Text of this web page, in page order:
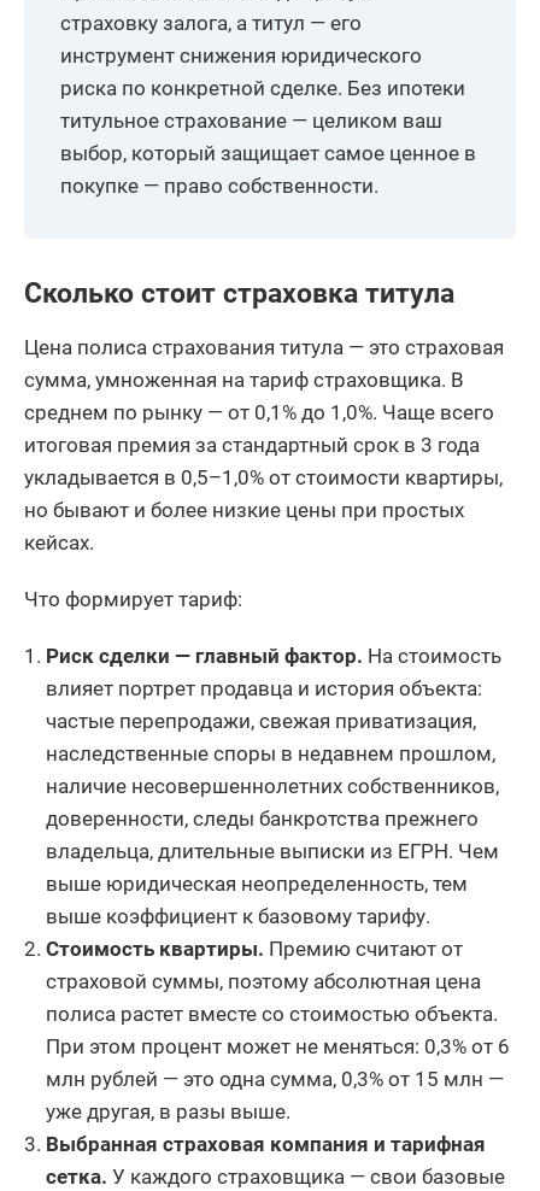
страховку залога, а титул — его
инструмент снижения юридического
риска по конкретной сделке. Без ипотеки
титульное страхование — целиком ваш
выбор, который защищает самое ценное в
покупке — право собственности.
Сколько стоит страховка титула
Цена полиса страхования титула — это страховая
сумма, умноженная на тариф страховщика. В
среднем по рынку — от 0,1% до 1,0%. Чаще всего
итоговая премия за стандартный срок в 3 года
укладывается в 0,5–1,0% от стоимости квартиры,
но бывают и более низкие цены при простых
кейсах.
Что формирует тариф:
Риск сделки — главный фактор. На стоимость
влияет портрет продавца и история объекта:
частые перепродажи, свежая приватизация,
наследственные споры в недавнем прошлом,
наличие несовершеннолетних собственников,
доверенности, следы банкротства прежнего
владельца, длительные выписки из ЕГРН. Чем
выше юридическая неопределенность, тем
выше коэффициент к базовому тарифу.
Стоимость квартиры. Премию считают от
страховой суммы, поэтому абсолютная цена
полиса растет вместе со стоимостью объекта.
При этом процент может не меняться: 0,3% от 6
млн рублей — это одна сумма, 0,3% от 15 млн —
уже другая, в разы выше.
Выбранная страховая компания и тарифная
сетка. У каждого страховщика — свои базовые